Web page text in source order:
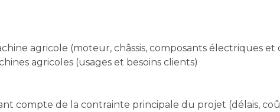
agricole (moteur, châssis, composants électriques
agricoles (usages et besoins clients)
compte de la contrainte principale du projet (délais,